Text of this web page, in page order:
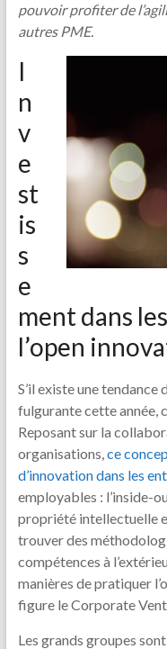
pouvoir profiter de
autres PME.
I
n
v
e
st
is
s
e
ment dans
l’open
S’il existe une tendance
fulgurante cette année,
Reposant sur la
organisations,ce
d’innovation dans les
employables : l’inside-
propriété intellectuelle
trouver des
compétences à
manières de pratiquer
figure le Corporate
Les grands groupes